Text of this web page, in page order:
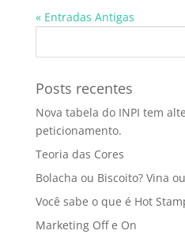
« Entradas Antigas
Posts recentes
Nova tabela do INPI tem
peticionamento.
Teoria das Cores
Bolacha ou Biscoito? Vina
Você sabe o que é Hot
Marketing Off e On